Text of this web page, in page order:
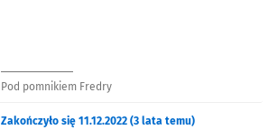
Pod pomnikiem Fredry
Zakończyło się 11.12.2022 (3 lata temu)